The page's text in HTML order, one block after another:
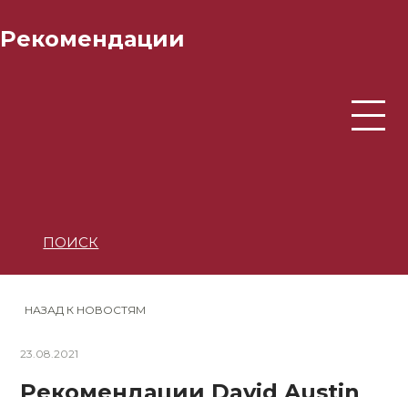
Рекомендации
ПОИСК
НАЗАД К НОВОСТЯМ
23.08.2021